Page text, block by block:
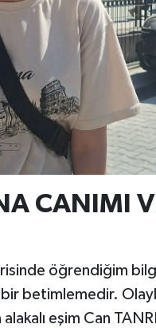
CANIMI
öğrendiğim
betimlemedir.
eşim Can